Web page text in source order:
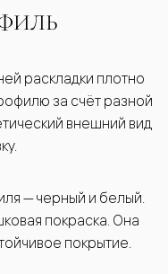
раскладки плотно
за счёт разной
внешний вид
— черный и белый.
покраска. Она
покрытие.